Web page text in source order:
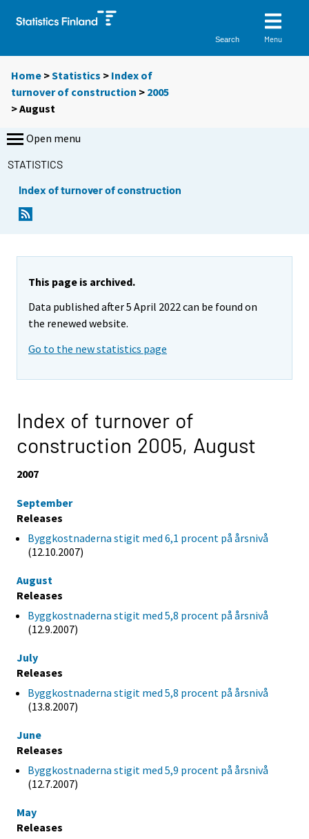
Search Menu
Home >Statistics > Index of
turnover of construction > 2005
>August
Open menu
STATISTICS
Index of turnover of construction
This page is archived.
Data published after 5 April 2022 can be found on
the renewed website.
Go to the new statistics page
Index of turnover of
construction 2005, August
2007
September
Releases
Byggkostnaderna stigit med 6,1 procent på årsnivå
(12.10.2007)
August
Releases
Byggkostnaderna stigit med 5,8 procent på årsnivå
(12.9.2007)
July
Releases
Byggkostnaderna stigit med 5,8 procent på årsnivå
(13.8.2007)
June
Releases
Byggkostnaderna stigit med 5,9 procent på årsnivå
(12.7.2007)
May
Releases